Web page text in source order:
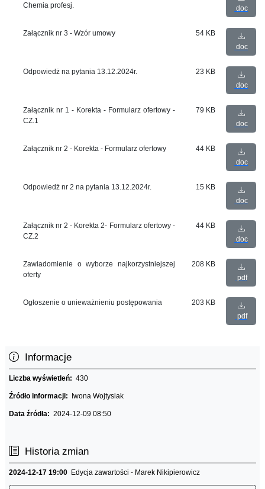
Chemia profesj.
doc
Załącznik nr 3 - Wzór umowy
54 KB
doc
Odpowiedż na pytania 13.12.2024r.
23 KB
doc
Załącznik nr 1 - Korekta - Formularz ofertowy -
CZ.1
79 KB
doc
Załącznik nr 2 - Korekta - Formularz ofertowy
44 KB
doc
Odpowiedż nr 2 na pytania 13.12.2024r.
15 KB
doc
Załącznik nr 2 - Korekta 2- Formularz ofertowy -
CZ.2
44 KB
doc
Zawiadomienie o wyborze najkorzystniejszej
oferty
208 KB
pdf
Ogłoszenie o unieważnieniu postępowania
203 KB
pdf
Informacje
Liczba wyświetleń: 430
Źródło informacji: Iwona Wojtysiak
Data źródła: 2024-12-09 08:50
Historia zmian
2024-12-17 19:00 Edycja zawartości - Marek Nikipierowicz